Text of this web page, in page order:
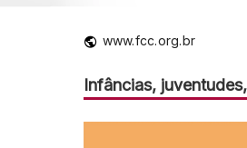
www.fcc.org.br
Infâncias,